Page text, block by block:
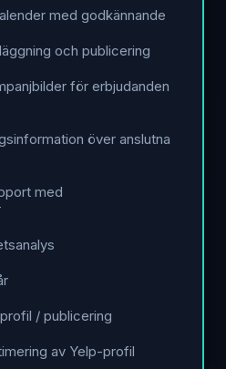
med godkännande
och publicering
för erbjudanden
över anslutna
med
/ publicering
av Yelp-profil